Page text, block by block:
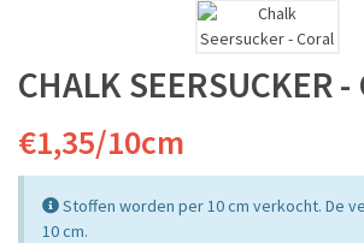
CHALK SEERSUCKER -
€1,35/10cm
Stoffen worden per 10 cm verkocht. De
10 cm.